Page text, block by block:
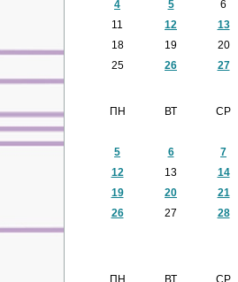
4
5 6
11
12 13
18
19 20
25
26 27
ПН
ВТ СР
5
6 7
12
13 14
19
20 21
26
27 28
ПН
ВТ СР